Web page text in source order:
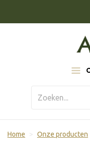
Home Onze producten